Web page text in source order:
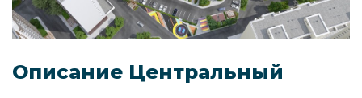
Описание Центральный